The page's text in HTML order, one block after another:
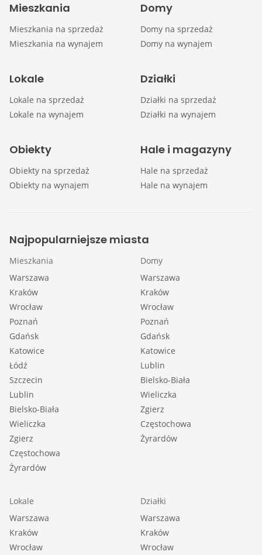
Mieszkania
Mieszkania na sprzedaż
Mieszkania na wynajem
Domy
Domy na sprzedaż
Domy na wynajem
Lokale
Lokale na sprzedaż
Lokale na wynajem
Działki
Działki na sprzedaż
Działki na wynajem
Obiekty
Obiekty na sprzedaż
Obiekty na wynajem
Hale i magazyny
Hale na sprzedaż
Hale na wynajem
Najpopularniejsze miasta
Mieszkania
Warszawa
Kraków
Wrocław
Poznań
Gdańsk
Katowice
Łódź
Szczecin
Lublin
Bielsko-Biała
Wieliczka
Zgierz
Częstochowa
Żyrardów
Domy
Warszawa
Kraków
Wrocław
Poznań
Gdańsk
Katowice
Lublin
Bielsko-Biała
Wieliczka
Zgierz
Częstochowa
Żyrardów
Lokale
Warszawa
Kraków
Wrocław
Działki
Warszawa
Kraków
Wrocław